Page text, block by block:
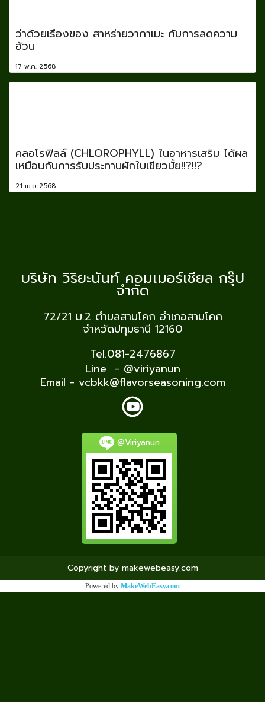
ว่าด้วยเรื่องของ สาหร่ายวากาเมะ กับการลดความ
อ้วน
17 พ.ค. 2568
คลอโรฟิลล์ (CHLOROPHYLL) ในอาหารเสริม ได้ผล
เหมือนกับการรับประทานผักใบเขียวมั้ย!!?!!?
21 เม.ย 2568
บริษัท วิริยะนันท์ คอมเมอร์เชียล กรุ๊ป
จำกัด
72/21 ม.2 ตำบลสามโคก อำเภอสามโคก
จำหวัดปทุมธานี 12160
Tel.081-2476867
Line - @viriyanun
Email - vcbkk@flavorseasoning.com
@Viriyanun
Copyright by makewebeasy.com
Powered by MakeWebEasy.com